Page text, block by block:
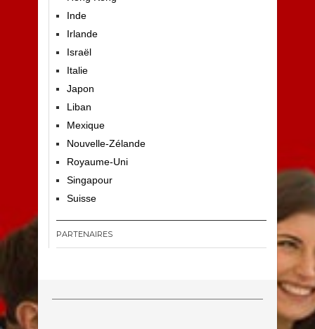
Inde
Irlande
Israël
Italie
Japon
Liban
Mexique
Nouvelle-Zélande
Royaume-Uni
Singapour
Suisse
PARTENAIRES